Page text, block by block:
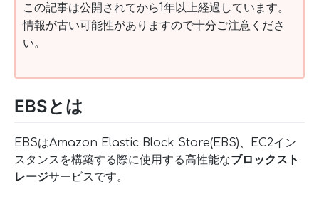
この記事は公開されてから1年以上経過しています。
情報が古い可能性がありますので十分ご注意くださ
い。
EBSとは
EBSはAmazon Elastic Block Store(EBS)、EC2イン
スタンスを構築する際に使用する高性能なブロックスト
レージサービスです。